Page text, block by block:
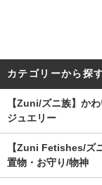
カテゴリーから探
【Zuni/ズニ族】か
ジュエリー
【Zuni Fetishes/ズ
置物・お守り/物神